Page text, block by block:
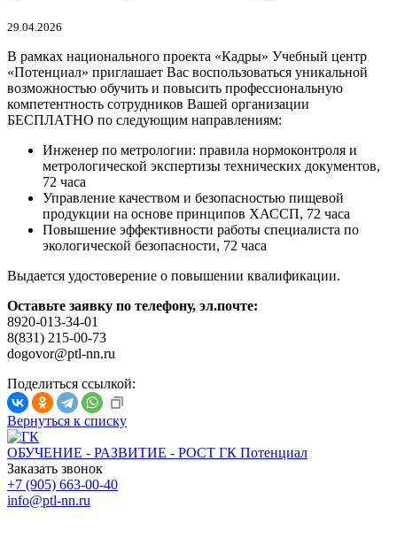
29.04.2026
В рамках национального проекта «Кадры» Учебный центр
«Потенциал» приглашает Вас воспользоваться уникальной
возможностью обучить и повысить профессиональную
компетентность сотрудников Вашей организации
БЕСПЛАТНО по следующим направлениям:
Инженер по метрологии: правила нормоконтроля и
метрологической экспертизы технических документов,
72 часа
Управление качеством и безопасностью пищевой
продукции на основе принципов ХАССП, 72 часа
Повышение эффективности работы специалиста по
экологической безопасности, 72 часа
Выдается удостоверение о повышении квалификации.
Оставьте заявку по телефону, эл.почте:
8920-013-34-01
8(831) 215-00-73
dogovor@ptl-nn.ru
Поделиться ссылкой:
Вернуться к списку
ОБУЧЕНИЕ - РАЗВИТИЕ - РОСТ ГК Потенциал
Заказать звонок
+7 (905) 663-00-40
info@ptl-nn.ru